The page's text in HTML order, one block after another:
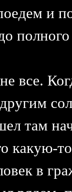
и
все.
там
какую-
в